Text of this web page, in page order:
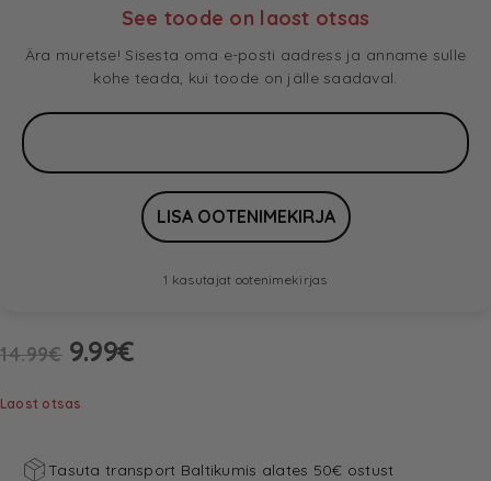
See toode on laost otsas
Ära muretse! Sisesta oma e-posti aadress ja anname sulle
kohe teada, kui toode on jälle saadaval.
1 kasutajat ootenimekirjas
14.99€ 9.99€
Laost otsas
Tasuta transport Baltikumis alates 50€ ostust